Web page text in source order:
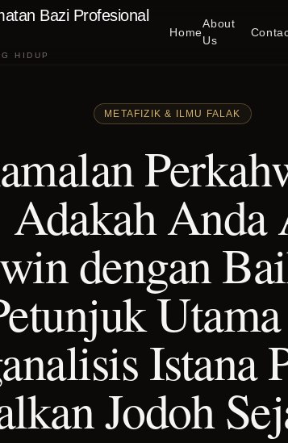
Bazi Profesional
HIDUP
Home
About
Us
METAFIZIK & ILMU FALAK
Adakah
dengan
Istana
Jodoh